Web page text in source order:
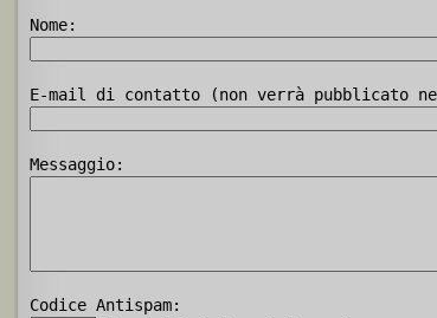
Nome:
E-mail di contatto (non verrà pubblicato
Messaggio:
Codice Antispam: